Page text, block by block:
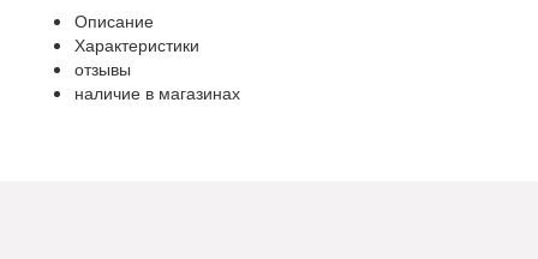
Описание
Характеристики
отзывы
наличие в магазинах